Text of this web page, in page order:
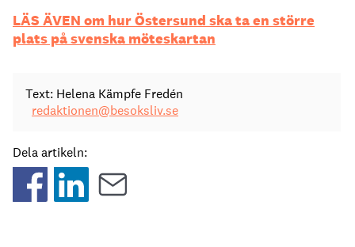
LÄS ÄVEN om hur Östersund ska ta en större
plats på svenska möteskartan
Text: Helena Kämpfe Fredén
redaktionen@besoksliv.se
Dela artikeln: